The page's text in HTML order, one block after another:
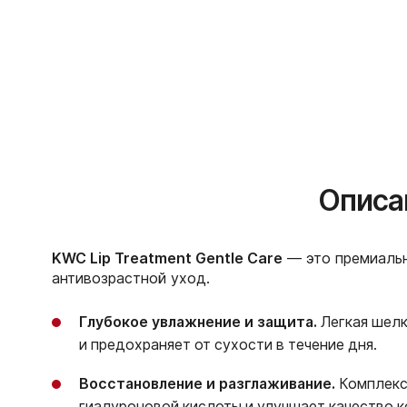
Описание
KWC Lip Treatment Gentle Care — это
антивозрастной уход.
Глубокое увлажнение и защита. Легкая
и предохраняет от сухости в течение дня.
Восстановление и разглаживание.